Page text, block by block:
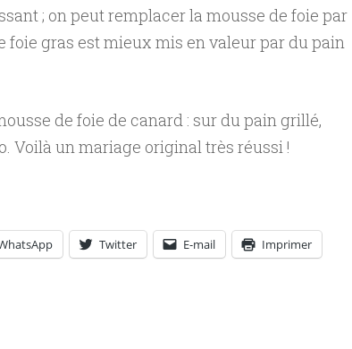
; on peut remplacer la mousse de foie par
foie gras est mieux mis en valeur par du pain
de foie de canard : sur du pain grillé,
Voilà un mariage original très réussi !
Twitter E-mail Imprimer